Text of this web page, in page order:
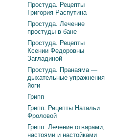
Простуда. Рецепты
Григория Распутина
Простуда. Лечение
простуды в бане
Простуда. Рецепты
Ксении Федоровны
Загладиной
Простуда. Пранаяма —
дыхательные упражнения
йоги
Грипп
Грипп. Рецепты Натальи
Фроловой
Грипп. Лечение отварами,
настоями и настойками